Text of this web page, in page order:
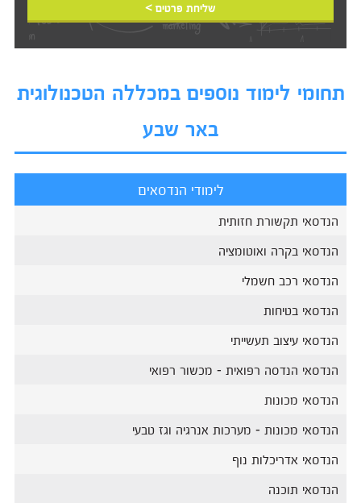
שליחת פרטים >
תחומי לימוד נוספים במכללה הטכנולוגית
באר שבע
לימודי הנדסאים
הנדסאי תקשורת חזותית
הנדסאי בקרה ואוטומציה
הנדסאי רכב חשמלי
הנדסאי בטיחות
הנדסאי עיצוב תעשייתי
הנדסאי הנדסה רפואית - מכשור רפואי
הנדסאי מכונות
הנדסאי מכונות - מערכות אנרגיה וגז טבעי
הנדסאי אדריכלות נוף
הנדסאי תוכנה